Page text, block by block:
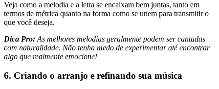
Veja como a melodia e a letra se encaixam bem juntas, tanto em
termos de métrica quanto na forma como se unem para transmitir o
que você deseja.
Dica Pro:As melhores melodias geralmente podem ser cantadas
com naturalidade. Não tenha medo de experimentar até encontrar
algo que realmente emocione!
6. Criando o arranjo e refinando sua música